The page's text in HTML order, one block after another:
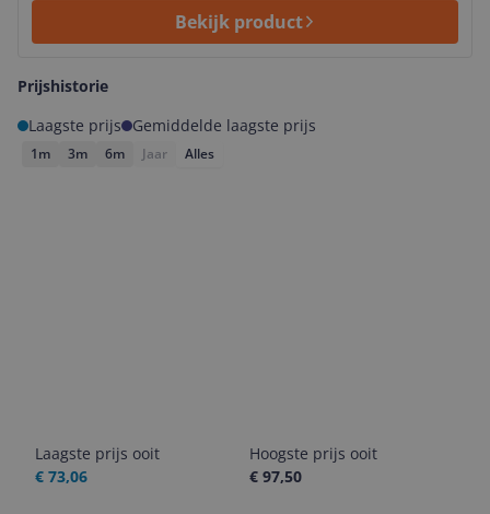
Bekijk product
Prijshistorie
Laagste prijs
Gemiddelde laagste prijs
1m 3m 6m Jaar Alles
Laagste prijs ooit
€ 73,06
Hoogste prijs ooit
€ 97,50